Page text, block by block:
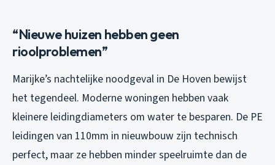
“Nieuwe huizen hebben geen
rioolproblemen”
Marijke’s nachtelijke noodgeval in De Hoven bewijst
het tegendeel. Moderne woningen hebben vaak
kleinere leidingdiameters om water te besparen. De PE
leidingen van 110mm in nieuwbouw zijn technisch
perfect, maar ze hebben minder speelruimte dan de